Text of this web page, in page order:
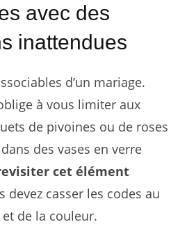
avec des
inattendues
d’un mariage.
à vous limiter aux
de pivoines ou de roses
des vases en verre
cet élément
devez casser les codes au
de la couleur.